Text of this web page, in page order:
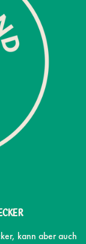
kann aber auch